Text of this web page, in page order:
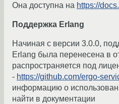
Она доступна на https://
Поддержка Erlang
Начиная с версии 3.0.0,
Erlang была перенесена в
распространяется под
- https://github.com/ergo-
информацию о
найти в документации